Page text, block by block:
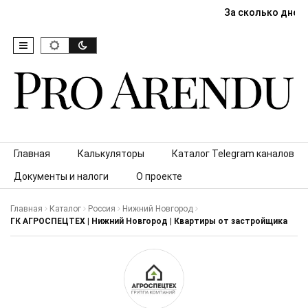
За сколько дней
Skip to content
Главная Калькуляторы Каталог Telegram каналов
Документы и налоги О проекте
Главная Каталог Россия
Нижний Новгород
ГК АГРОСПЕЦТЕХ | Нижний Новгород | Квартиры от застройщика